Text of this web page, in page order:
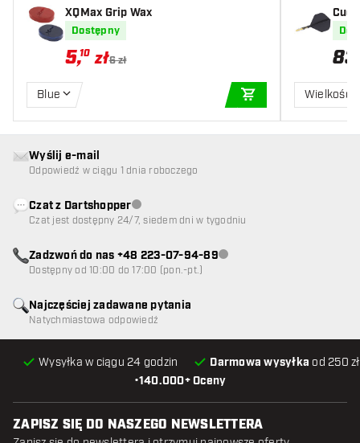
XQMax Grip Wax
Dostępny
5,10 zł6 zł
Blue
DODAJ DO
83
Wielkość
•140.000+ Oceny
Wysyłka w ciągu 24 godzin Darmowa wysyłka od 250
Najczęściej zadawane pytania
Natychmiastowa odpowiedź
Wyślij e-mail
Odpowiedź w ciągu 1 dnia roboczego
Czat z DartshopperObsługa klienta niedostępna
Czat jest dostępny 24/7, siedem dni w tygodniu
Zadzwoń do nas +48 223-07-94-89Obsługa klienta niedostępna
Dostępny od 10:00 do 17:00 (pon.-pt.)
ZAPISZ SIĘ DO NASZEGO NEWSLETTERA